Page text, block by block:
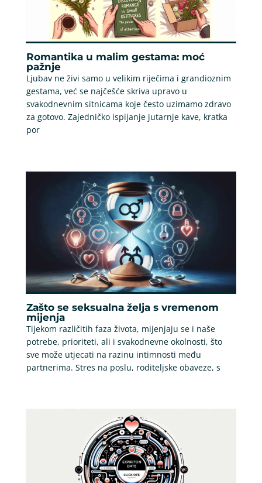
Romantika u malim gestama: moć
pažnje
Ljubav ne živi samo u velikim riječima i grandioznim
gestama, već se najčešće skriva upravo u
svakodnevnim sitnicama koje često uzimamo zdravo
za gotovo. Zajedničko ispijanje jutarnje kave, kratka
por
Zašto se seksualna želja s vremenom
mijenja
Tijekom različitih faza života, mijenjaju se i naše
potrebe, prioriteti, ali i svakodnevne okolnosti, što
sve može utjecati na razinu intimnosti među
partnerima. Stres na poslu, roditeljske obaveze, s